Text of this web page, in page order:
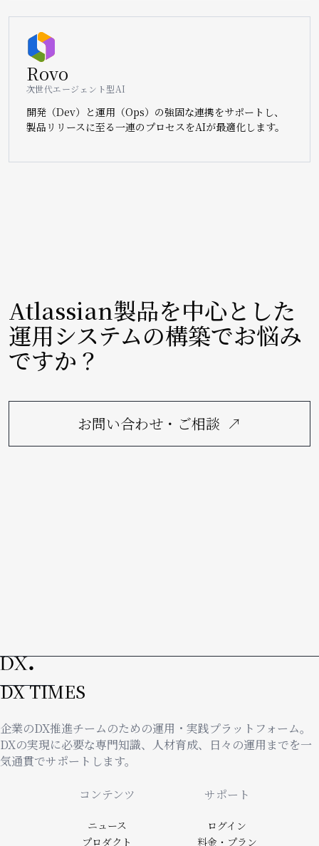
Image
Rovo
次世代エージェント型AI
開発（Dev）と運用（Ops）の強固な連携をサポートし、
製品リリースに至る一連のプロセスをAIが最適化します。
Atlassian製品を中心とした
運用システムの構築でお悩み
ですか？
お問い合わせ・ご相談
DX TIMES
企業のDX推進チームのための運用・実践プラットフォーム。
DXの実現に必要な専門知識、人材育成、日々の運用までを一
気通貫でサポートします。
コンテンツ
ニュース
プロダクト
サポート
ログイン
料金・プラン